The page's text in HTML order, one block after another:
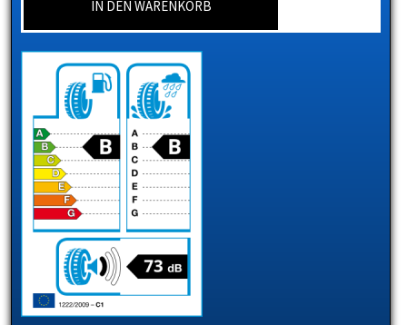
IN DEN WARENKORB